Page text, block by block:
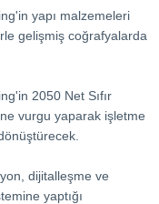
yapı malzemeleri
gelişmiş coğrafyalarda
2050 Net Sıfır
vurgu yaparak işletme
dijitalleşme ve
yaptığı